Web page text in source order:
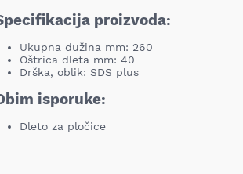
proizvoda:
Ukupna dužina mm: 260
Oštrica dleta mm: 40
Drška, oblik: SDS plus
isporuke:
Dleto za pločice